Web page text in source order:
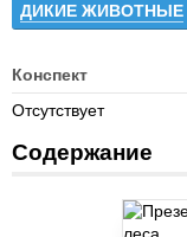
ДИКИЕ ЖИВОТНЫЕ
Конспект
Отсутствует
Содержание